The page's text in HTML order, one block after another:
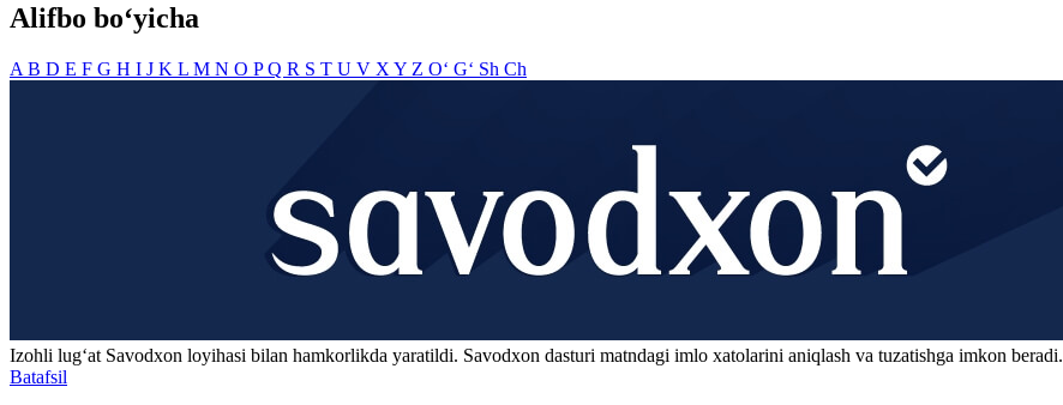
Alifbo bo‘yicha
A B D E F G H I J K L M N O PQ R S T U V X Y Z O‘ G‘ Sh Ch
Izohli lugʻat Savodxon loyihasi bilan hamkorlikda yaratildi. Savodxon dasturi matndagi imlo xatolarini aniqlash va tuzatishga imkon beradi.
Batafsil